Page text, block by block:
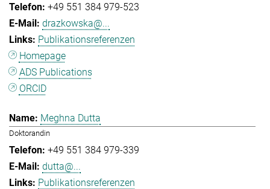
+49 551 384 979-523
drazkowska@...
Publikationsreferenzen
Homepage
ADS Publications
ORCID
Meghna Dutta
Doktorandin
+49 551 384 979-339
dutta@...
Publikationsreferenzen